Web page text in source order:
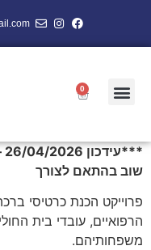
0
שוב בהתאם לצורך
פרוייקט הכנת כרטיסי
הרפואיים, עובדי בית
משפחותיהם.